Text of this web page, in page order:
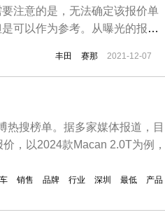
注意的是，无法确定该报价单
可以作为参考。从曝光的报价
、车载应急包、车载手机无线
板...
丰田 赛那 2021-12-07
热搜榜单。据多家媒体报道，目
，以2024款Macan 2.0T为例，
销售 品牌 行业 深圳 最低
产品